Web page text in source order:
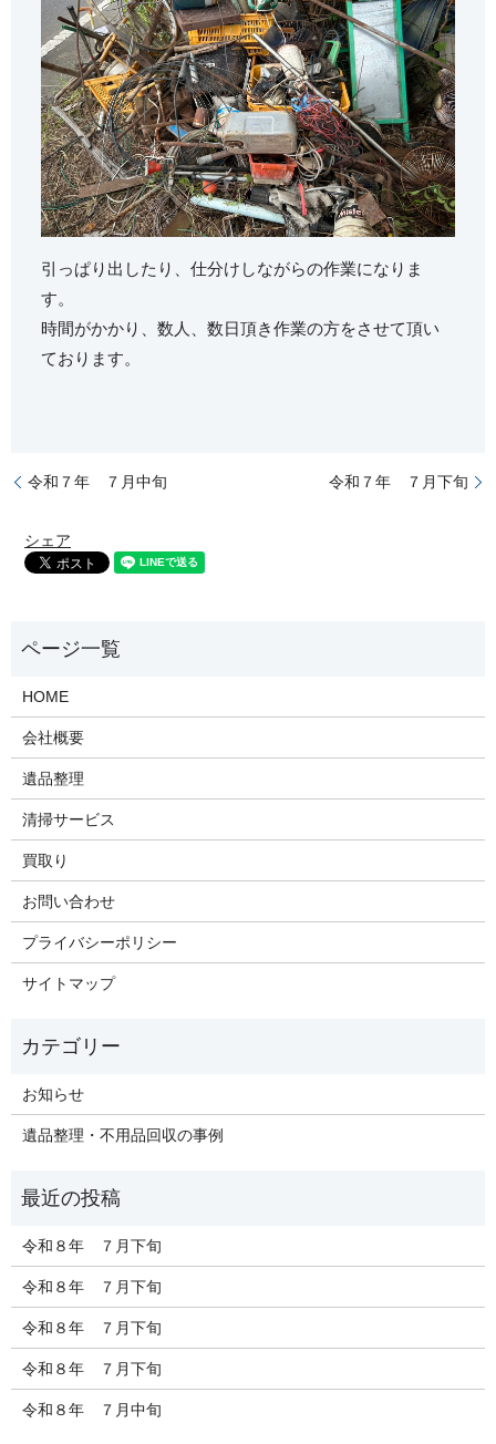
引っぱり出したり、仕分けしながらの作業になりま
す。
時間がかかり、数人、数日頂き作業の方をさせて頂い
ております。
令和７年 ７月中旬 令和７年 ７月下旬
シェア
HOME
会社概要
遺品整理
清掃サービス
買取り
お問い合わせ
プライバシーポリシー
サイトマップ
お知らせ
遺品整理・不用品回収の事例
令和８年 ７月下旬
令和８年 ７月下旬
令和８年 ７月下旬
令和８年 ７月下旬
令和８年 ７月中旬